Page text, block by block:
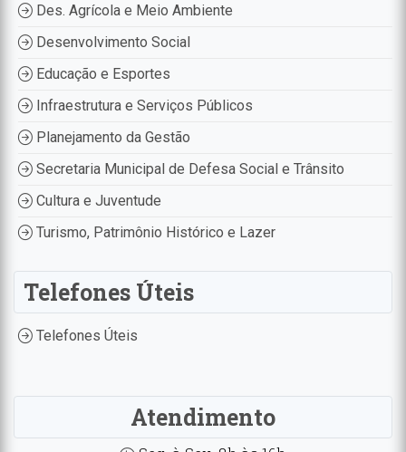
Des. Agrícola e Meio Ambiente
Desenvolvimento Social
Educação e Esportes
Infraestrutura e Serviços Públicos
Planejamento da Gestão
Secretaria Municipal de Defesa Social e Trânsito
Cultura e Juventude
Turismo, Patrimônio Histórico e Lazer
Telefones Úteis
Telefones Úteis
Atendimento